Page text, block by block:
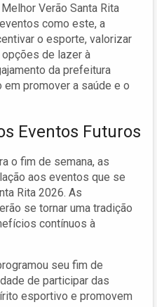
Verão Santa Rita
como este, a
o esporte, valorizar
de lazer à
da prefeitura
promover a saúde e o
Eventos Futuros
o fim de semana, as
aos eventos que se
Rita 2026. As
se tornar uma tradição
contínuos à
seu fim de
de participar das
esportivo e promovem